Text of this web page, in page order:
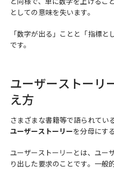
としての意味を失います。
「数字が出る」ことと「指標
です。
ユーザーストーリ
え方
さまざまな書籍等で語られてい
ユーザーストーリーを分母にす
ユーザーストーリーとは、ユー
り出した要求のことです。一般